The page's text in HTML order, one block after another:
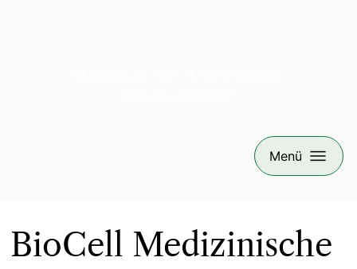
Menü
BioCell Medizinische